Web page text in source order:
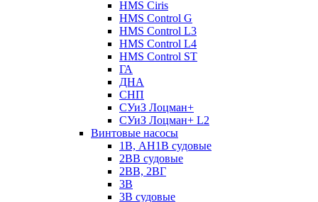
HMS Ciris
HMS Control G
HMS Control L3
HMS Control L4
HMS Control ST
ГА
ДНА
СНП
СУиЗ Лоцман+
СУиЗ Лоцман+ L2
Винтовые насосы
1В, АН1В судовые
2ВВ судовые
2ВВ, 2ВГ
3В
3В судовые